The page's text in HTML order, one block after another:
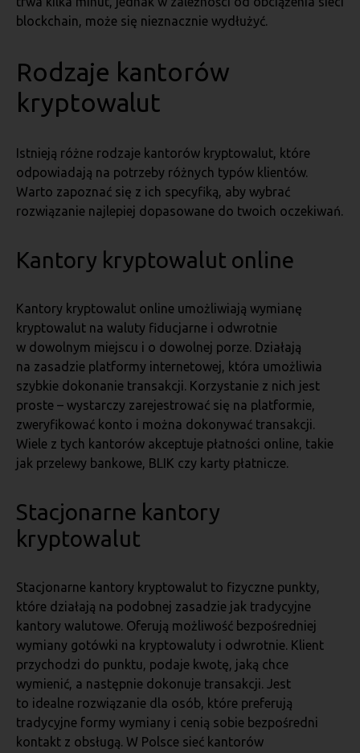
blockchain, może się nieznacznie wydłużyć.
Rodzaje kantorów
kryptowalut
Istnieją różne rodzaje kantorów kryptowalut, które
odpowiadają na potrzeby różnych typów klientów.
Warto zapoznać się z ich specyfiką, aby wybrać
rozwiązanie najlepiej dopasowane do twoich oczekiwań.
Kantory kryptowalut online
Kantory kryptowalut online umożliwiają wymianę
kryptowalut na waluty fiducjarne i odwrotnie
w dowolnym miejscu i o dowolnej porze. Działają
na zasadzie platformy internetowej, która umożliwia
szybkie dokonanie transakcji. Korzystanie z nich jest
proste – wystarczy zarejestrować się na platformie,
zweryfikować konto i można dokonywać transakcji.
Wiele z tych kantorów akceptuje płatności online, takie
jak przelewy bankowe, BLIK czy karty płatnicze.
Stacjonarne kantory
kryptowalut
Stacjonarne kantory kryptowalut to fizyczne punkty,
które działają na podobnej zasadzie jak tradycyjne
kantory walutowe. Oferują możliwość bezpośredniej
wymiany gotówki na kryptowaluty i odwrotnie. Klient
przychodzi do punktu, podaje kwotę, jaką chce
wymienić, a następnie dokonuje transakcji. Jest
to idealne rozwiązanie dla osób, które preferują
tradycyjne formy wymiany i cenią sobie bezpośredni
kontakt z obsługą. W Polsce sieć kantorów